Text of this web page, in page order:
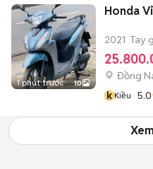
1 phút trước 10
Honda
2021 Tay
Đồng
k Kiều 5.0